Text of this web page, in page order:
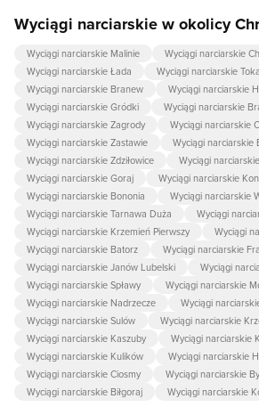
Wyciągi narciarskie w okolicy
Wyciągi narciarskie Malinie
Wyciągi narciarskie
Wyciągi narciarskie Łada
Wyciągi narciarskie
Wyciągi narciarskie Branew
Wyciągi narciarskie
Wyciągi narciarskie Gródki
Wyciągi narciarskie
Wyciągi narciarskie Zagrody
Wyciągi narciarskie
Wyciągi narciarskie Zastawie
Wyciągi narciarskie
Wyciągi narciarskie Zdziłowice
Wyciągi
Wyciągi narciarskie Goraj
Wyciągi narciarskie
Wyciągi narciarskie Bononia
Wyciągi narciarskie
Wyciągi narciarskie Tarnawa Duża
Wyciągi
Wyciągi narciarskie Krzemień Pierwszy
Wyciągi
Wyciągi narciarskie Batorz
Wyciągi narciarskie
Wyciągi narciarskie Janów Lubelski
Wyciągi
Wyciągi narciarskie Spławy
Wyciągi narciarskie
Wyciągi narciarskie Nadrzecze
Wyciągi
Wyciągi narciarskie Sulów
Wyciągi narciarskie
Wyciągi narciarskie Kaszuby
Wyciągi narciarskie
Wyciągi narciarskie Kulików
Wyciągi narciarskie
Wyciągi narciarskie Ciosmy
Wyciągi narciarskie
Wyciągi narciarskie Biłgoraj
Wyciągi narciarskie